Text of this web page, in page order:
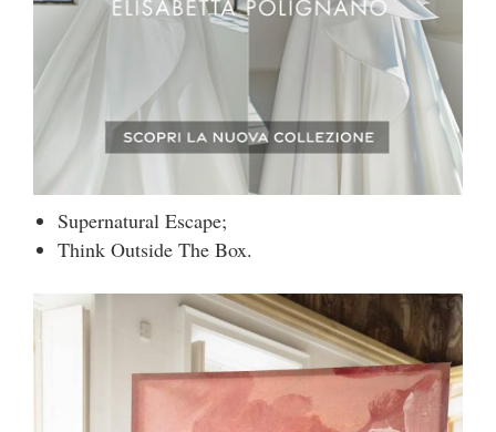
Supernatural Escape;
Think Outside The Box.